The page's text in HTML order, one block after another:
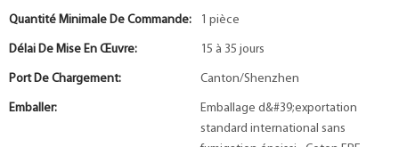
Quantité Minimale De Commande: 1 pièce
Délai De Mise En Œuvre: 15 à 35 jours
Port De Chargement: Canton/Shenzhen
Emballer:
Emballage d&#39;exportation
standard international sans